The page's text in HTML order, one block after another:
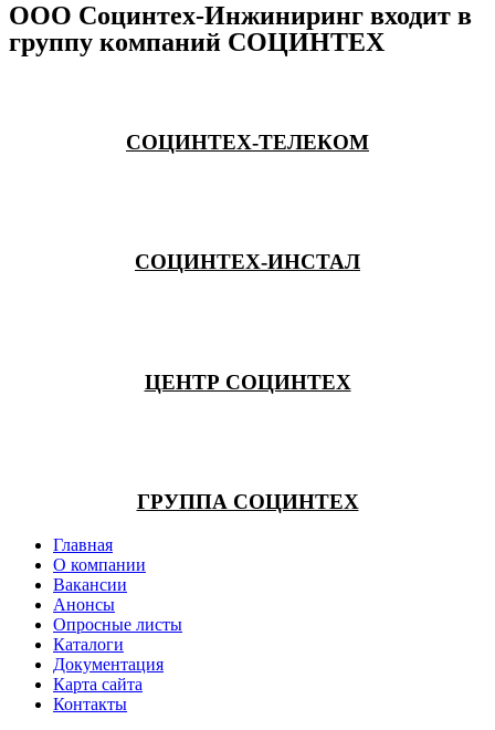
ООО Социнтех-Инжиниринг входит в
группу компаний СОЦИНТЕХ
СОЦИНТЕХ-ТЕЛЕКОМ
СОЦИНТЕХ-ИНСТАЛ
ЦЕНТР СОЦИНТЕХ
ГРУППА СОЦИНТЕХ
Главная
О компании
Вакансии
Анонсы
Опросные листы
Каталоги
Документация
Карта сайта
Контакты